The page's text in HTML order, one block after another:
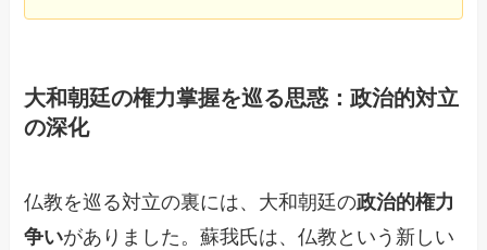
大和朝廷の権力掌握を巡る思惑：政治的対立
の深化
仏教を巡る対立の裏には、大和朝廷の政治的権力
争いがありました。蘇我氏は、仏教という新しい